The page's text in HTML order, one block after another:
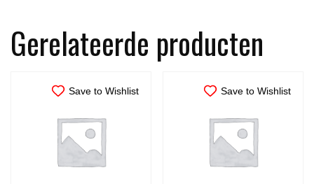
Gerelateerde producten
Save to Wishlist Save to Wishlist